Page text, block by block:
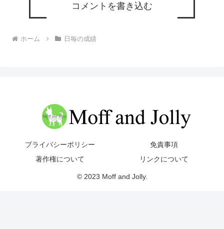
コメントを書き込む
ホーム 日毎の成績
プライバシーポリシー
免責事項
著作権について
リンクについて
© 2023 Moff and Jolly.